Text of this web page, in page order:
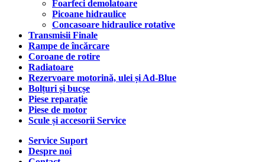
Foarfeci demolatoare
Picoane hidraulice
Concasoare hidraulice rotative
Transmisii Finale
Rampe de încărcare
Coroane de rotire
Radiatoare
Rezervoare motorină, ulei și Ad-Blue
Bolțuri și bucșe
Piese reparație
Piese de motor
Scule și accesorii Service
Service Suport
Despre noi